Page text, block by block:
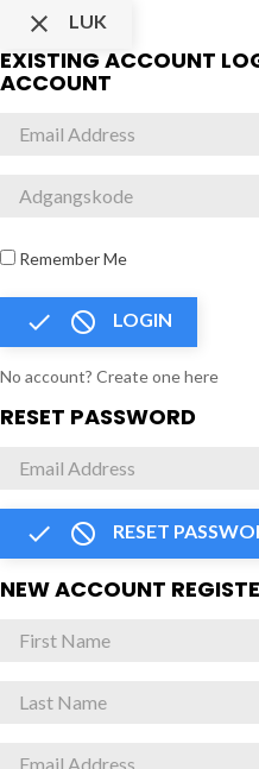

LUK
EXISTING ACCOUNT
ACCOUNT
Remember Me
  LOGIN
No account? Create one here
RESET PASSWORD
  RESET
NEW ACCOUNT